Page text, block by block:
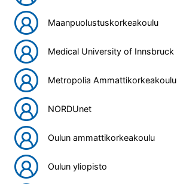
Maanpuolustuskorkeakoulu
Medical University of Innsbruck
Metropolia Ammattikorkeakoulu
NORDUnet
Oulun ammattikorkeakoulu
Oulun yliopisto